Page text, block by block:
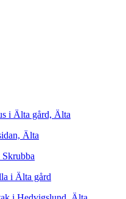
i Älta gård, Älta
Älta
i Älta gård